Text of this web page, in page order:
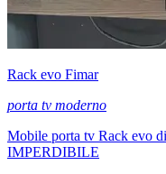
Rack evo Fimar
porta tv moderno
Mobile porta tv Rack evo
IMPERDIBILE